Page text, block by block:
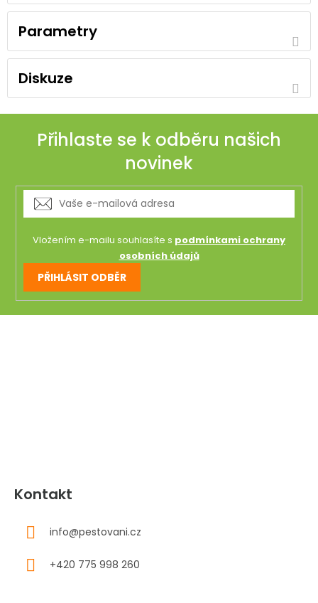
Parametry
Diskuze
Přihlaste se k odběru našich
novinek
Vložením e-mailu souhlasíte s podmínkami ochrany
osobních údajů
PŘIHLÁSIT ODBĚR
Kontakt
info@pestovani.cz
+420 775 998 260